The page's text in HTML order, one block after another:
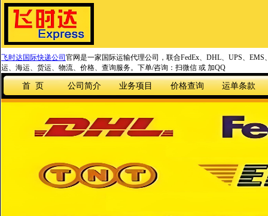
飞时达国际快递公司 官网是一家国际运输代理公司，联合FedEx、DHL、UPS、
运、海运、货运、物流、价格、查询服务。下单/咨询：扫微信 或 加QQ
首 页 公司简介 业务项目 价格查询 运单条款